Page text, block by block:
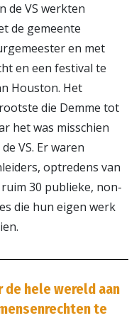
de VS werkten
de gemeente
en met
en een festival te
Houston. Het
die Demme tot
het was misschien
VS. Er waren
optredens van
30 publieke, non-
die hun eigen werk
de hele wereld aan
te